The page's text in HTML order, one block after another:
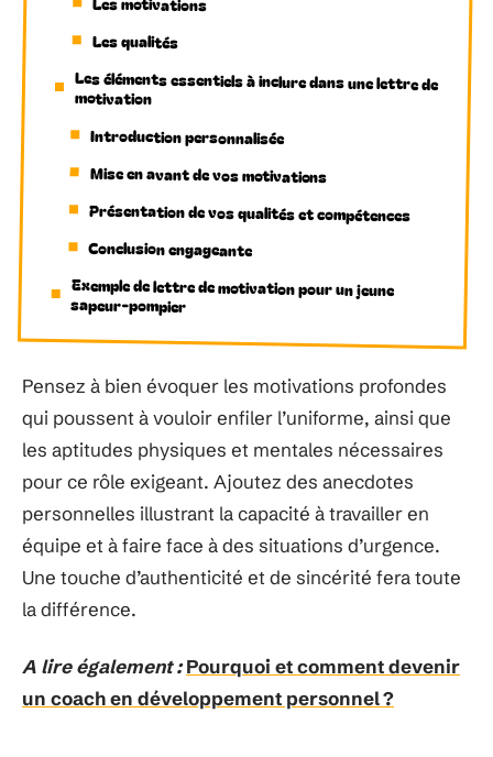
Les qualités
Les éléments essentiels à inclure dans une lettre de
motivation
Introduction personnalisée
Mise en avant de vos motivations
Présentation de vos qualités et compétences
Conclusion engageante
Exemple de lettre de motivation pour un jeune
sapeur-pompier
Pensez à bien évoquer les motivations profondes
qui poussent à vouloir enfiler l’uniforme, ainsi que
les aptitudes physiques et mentales nécessaires
pour ce rôle exigeant. Ajoutez des anecdotes
personnelles illustrant la capacité à travailler en
équipe et à faire face à des situations d’urgence.
Une touche d’authenticité et de sincérité fera toute
la différence.
A lire également : Pourquoi et comment devenir
un coach en développement personnel ?